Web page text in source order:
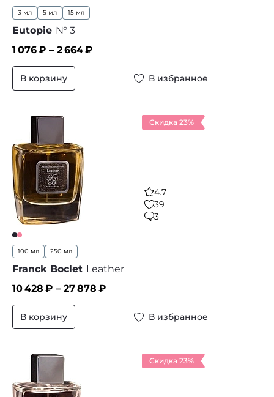
3 мл 5 мл 15 мл
Eutopie № 3
1 076₽ – 2 664₽
В корзину В избранное
Скидка 23%
4.7
39
3
100 мл 250 мл
Franck Boclet Leather
10 428 ₽ – 27 878 ₽
В корзину В избранное
Скидка 23%